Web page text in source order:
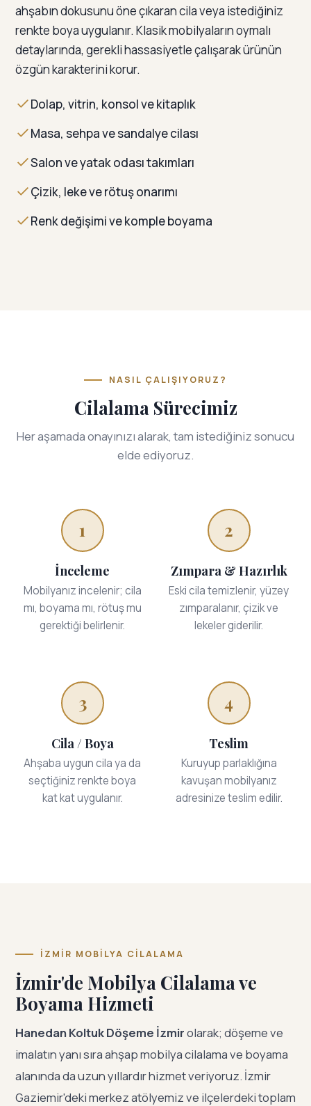
ahşabın dokusunu öne çıkaran cila veya istediğiniz
renkte boya uygulanır. Klasik mobilyaların oymalı
detaylarında, gerekli hassasiyetle çalışarak ürünün
özgün karakterini korur.
Dolap, vitrin, konsol ve kitaplık
Masa, sehpa ve sandalye cilası
Salon ve yatak odası takımları
Çizik, leke ve rötuş onarımı
Renk değişimi ve komple boyama
NASIL ÇALIŞIYORUZ?
Cilalama Sürecimiz
Her aşamada onayınızı alarak, tam istediğiniz sonucu
elde ediyoruz.
1
İnceleme
Mobilyanız incelenir; cila
mı, boyama mı, rötuş mu
gerektiği belirlenir.
2
Zımpara & Hazırlık
Eski cila temizlenir, yüzey
zımparalanır, çizik ve
lekeler giderilir.
3
Cila / Boya
Ahşaba uygun cila ya da
seçtiğiniz renkte boya
kat kat uygulanır.
4
Teslim
Kuruyup parlaklığına
kavuşan mobilyanız
adresinize teslim edilir.
İZMIR MOBILYA CILALAMA
İzmir'de Mobilya Cilalama ve
Boyama Hizmeti
Hanedan Koltuk Döşeme İzmirolarak; döşeme ve
imalatın yanı sıra ahşap mobilya cilalama ve boyama
alanında da uzun yıllardır hizmet veriyoruz. İzmir
Gaziemir'deki merkez atölyemiz ve ilçelerdeki toplam